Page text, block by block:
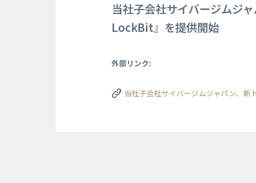
当社子会社サイバージム
LockBit』を提供開始
外部リンク:
当社子会社サイバージムジャパン、